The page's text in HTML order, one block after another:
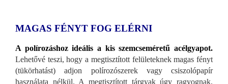
MAGAS FÉNYT FOG ELÉRNI
A polírozáshoz ideális a kis szemcseméretű acélgyapot.
Lehetővé teszi, hogy a megtisztított felületeknek magas fényt
(tükörhatást) adjon polírozószerek vagy csiszolópapír
használata nélkül. A megtisztított tárgyak úgy ragyognak,